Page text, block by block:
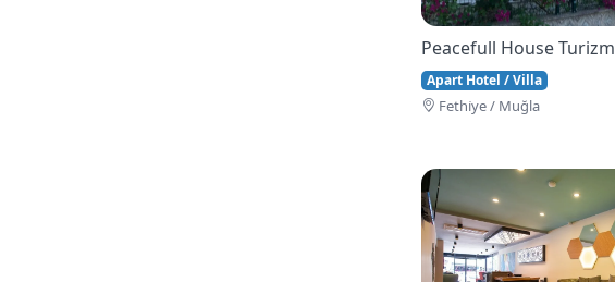
Peacefull House Turizm
Apart Hotel / Villa
Fethi̇ye / Muğla